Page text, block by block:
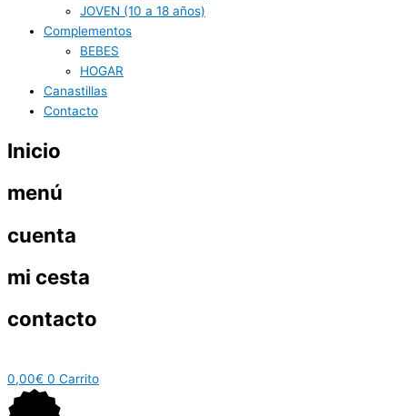
JOVEN (10 a 18 años)
Complementos
BEBES
HOGAR
Canastillas
Contacto
Inicio
menú
cuenta
mi cesta
contacto
0,00€ 0 Carrito